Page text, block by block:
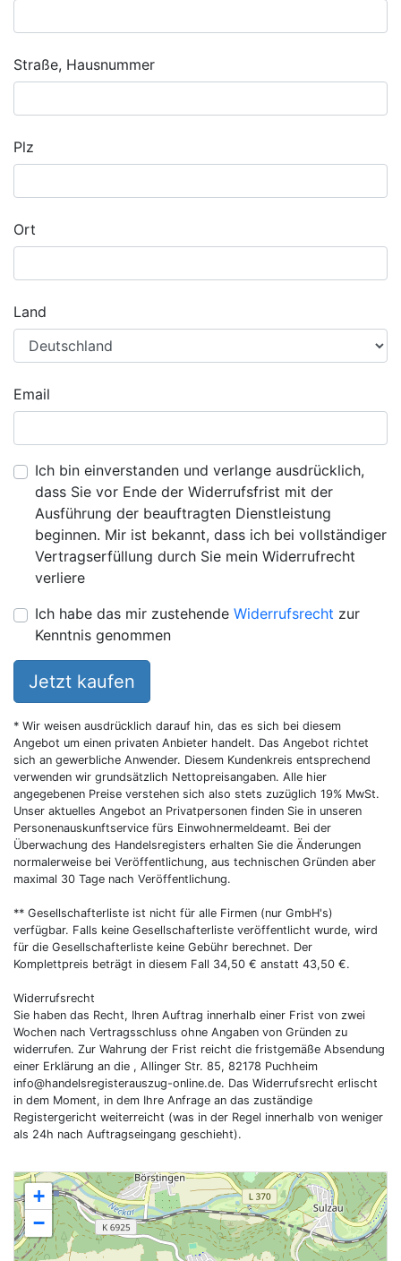
+
−
Straße, Hausnummer
Plz
Ort
Land
Email
Ich bin einverstanden und verlange ausdrücklich,
dass Sie vor Ende der Widerrufsfrist mit der
Ausführung der beauftragten Dienstleistung
beginnen. Mir ist bekannt, dass ich bei vollständiger
Vertragserfüllung durch Sie mein Widerrufrecht
verliere
Ich habe das mir zustehende Widerrufsrecht zur
Kenntnis genommen
Jetzt kaufen
* Wir weisen ausdrücklich darauf hin, das es sich bei diesem
Angebot um einen privaten Anbieter handelt. Das Angebot richtet
sich an gewerbliche Anwender. Diesem Kundenkreis entsprechend
verwenden wir grundsätzlich Nettopreisangaben. Alle hier
angegebenen Preise verstehen sich also stets zuzüglich 19% MwSt.
Unser aktuelles Angebot an Privatpersonen finden Sie in unseren
Personenauskunftservice fürs Einwohnermeldeamt. Bei der
Überwachung des Handelsregisters erhalten Sie die Änderungen
normalerweise bei Veröffentlichung, aus technischen Gründen aber
maximal 30 Tage nach Veröffentlichung.
** Gesellschafterliste ist nicht für alle Firmen (nur GmbH's)
verfügbar. Falls keine Gesellschafterliste veröffentlicht wurde, wird
für die Gesellschafterliste keine Gebühr berechnet. Der
Komplettpreis beträgt in diesem Fall 34,50 € anstatt 43,50 €.
Widerrufsrecht
Sie haben das Recht, Ihren Auftrag innerhalb einer Frist von zwei
Wochen nach Vertragsschluss ohne Angaben von Gründen zu
widerrufen. Zur Wahrung der Frist reicht die fristgemäße Absendung
einer Erklärung an die , Allinger Str. 85, 82178 Puchheim
info@handelsregisterauszug-online.de. Das Widerrufsrecht erlischt
in dem Moment, in dem Ihre Anfrage an das zuständige
Registergericht weiterreicht (was in der Regel innerhalb von weniger
als 24h nach Auftragseingang geschieht).